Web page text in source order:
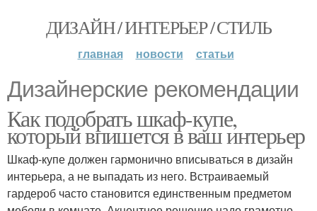
ДИЗАЙН / ИНТЕРЬЕР / СТИЛЬ
главная новости статьи
Дизайнерские рекомендации
Как подобрать шкаф-купе,
который впишется в ваш интерьер
Шкаф-купе должен гармонично вписываться в дизайн
интерьера, а не выпадать из него. Встраиваемый
гардероб часто становится единственным предметом